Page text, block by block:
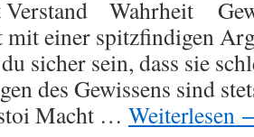
Verstand Wahrheit
mit einer spitzfindigen
sicher sein, dass sie
des Gewissens sind
Macht … Weiterlesen